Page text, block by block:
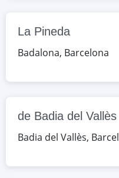
c. Perill, 16-22,
España
Barcelona,
La Pineda
Badalona, Barcelona
de Badia del Vallès
Badia del Vallès,